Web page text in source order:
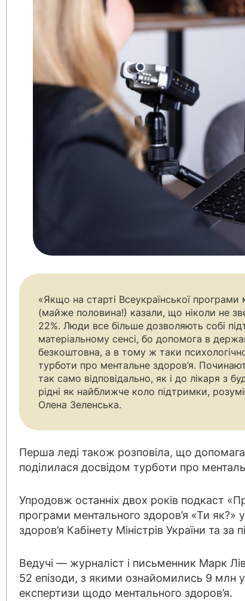
«Якщо на старті Всеукраїнської програми
(майже половина!) казали, що ніколи не
22%. Люди все більше дозволяють собі
матеріальному сенсі, бо допомога в
безкоштовна, а в тому ж таки
турботи про ментальне здоров’я.
так само відповідально, як і до лікаря з
рідні як найближче коло підтримки,
Олена Зеленська.
Перша леді також розповіла, що
поділилася досвідом турботи про
Упродовж останніх двох років подкаст
програми ментального здоров’я «Ти як?»
здоров’я Кабінету Міністрів України та
Ведучі — журналіст і письменник Марк
52 епізоди, з якими ознайомились 9 млн
експертизи щодо ментального здоров’я.